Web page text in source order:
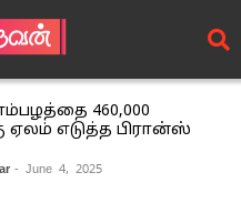
460,000
ஏலம் எடுத்த பிரான்ஸ்
- June 4, 2025